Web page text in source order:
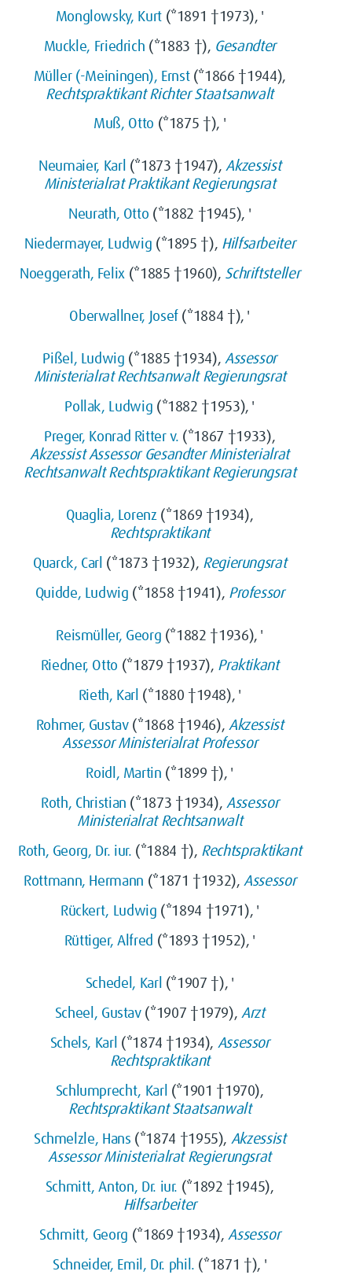
Monglowsky, Kurt(*1891 †1973), '
Muckle, Friedrich (*1883 †), Gesandter
Müller (-Meiningen), Ernst(*1866 †1944),
Rechtspraktikant Richter Staatsanwalt
Muß, Otto (*1875 †), '
Neumaier, Karl (*1873 †1947),Akzessist
Ministerialrat Praktikant Regierungsrat
Neurath, Otto (*1882 †1945), '
Niedermayer, Ludwig (*1895 †), Hilfsarbeiter
Noeggerath, Felix (*1885 †1960), Schriftsteller
Oberwallner, Josef(*1884 †), '
Pißel, Ludwig (*1885 †1934), Assessor
Ministerialrat Rechtsanwalt Regierungsrat
Pollak, Ludwig (*1882 †1953), '
Preger, Konrad Ritter v. (*1867 †1933),
Akzessist Assessor Gesandter Ministerialrat
Rechtsanwalt Rechtspraktikant Regierungsrat
Quaglia, Lorenz(*1869 †1934),
Rechtspraktikant
Quarck, Carl (*1873 †1932), Regierungsrat
Quidde, Ludwig (*1858 †1941), Professor
Reismüller, Georg (*1882 †1936), '
Riedner, Otto (*1879 †1937), Praktikant
Rieth, Karl (*1880 †1948), '
Rohmer, Gustav(*1868 †1946), Akzessist
Assessor Ministerialrat Professor
Roidl, Martin (*1899 †), '
Roth, Christian (*1873 †1934),Assessor
Ministerialrat Rechtsanwalt
Roth, Georg, Dr. iur. (*1884 †), Rechtspraktikant
Rottmann, Hermann (*1871 †1932),Assessor
Rückert, Ludwig (*1894 †1971), '
Rüttiger, Alfred (*1893 †1952), '
Schedel, Karl (*1907 †), '
Scheel, Gustav(*1907 †1979), Arzt
Schels, Karl (*1874 †1934), Assessor
Rechtspraktikant
Schlumprecht, Karl (*1901 †1970),
Rechtspraktikant Staatsanwalt
Schmelzle, Hans (*1874 †1955), Akzessist
Assessor Ministerialrat Regierungsrat
Schmitt, Anton, Dr. iur. (*1892 †1945),
Hilfsarbeiter
Schmitt, Georg (*1869 †1934), Assessor
Schneider, Emil, Dr. phil. (*1871 †), '